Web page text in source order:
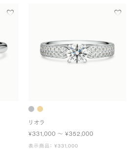
リオラ
¥331,000 〜 ¥352,000
表示商品： ¥331,000